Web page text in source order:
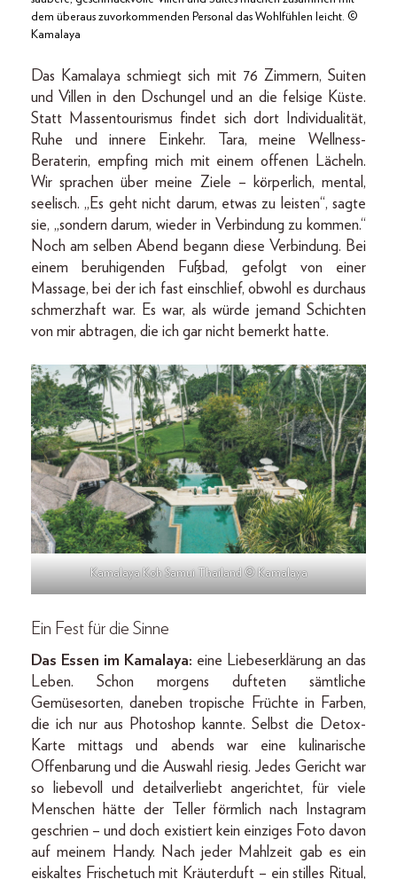
dem überaus zuvorkommenden Personal das Wohlfühlen leicht. ©
Kamalaya
Das Kamalaya schmiegt sich mit 76 Zimmern, Suiten
und Villen in den Dschungel und an die felsige Küste.
Statt Massentourismus findet sich dort Individualität,
Ruhe und innere Einkehr. Tara, meine Wellness-
Beraterin, empfing mich mit einem offenen Lächeln.
Wir sprachen über meine Ziele – körperlich, mental,
seelisch. „Es geht nicht darum, etwas zu leisten“, sagte
sie, „sondern darum, wieder in Verbindung zu kommen.“
Noch am selben Abend begann diese Verbindung. Bei
einem beruhigenden Fußbad, gefolgt von einer
Massage, bei der ich fast einschlief, obwohl es durchaus
schmerzhaft war. Es war, als würde jemand Schichten
von mir abtragen, die ich gar nicht bemerkt hatte.
Kamalaya Koh Samui Thailand © Kamalaya
Ein Fest für die Sinne
Das Essen im Kamalaya: eine Liebeserklärung an das
Leben. Schon morgens dufteten sämtliche
Gemüsesorten, daneben tropische Früchte in Farben,
die ich nur aus Photoshop kannte. Selbst die Detox-
Karte mittags und abends war eine kulinarische
Offenbarung und die Auswahl riesig. Jedes Gericht war
so liebevoll und detailverliebt angerichtet, für viele
Menschen hätte der Teller förmlich nach Instagram
geschrien – und doch existiert kein einziges Foto davon
auf meinem Handy. Nach jeder Mahlzeit gab es ein
eiskaltes Frischetuch mit Kräuterduft – ein stilles Ritual,